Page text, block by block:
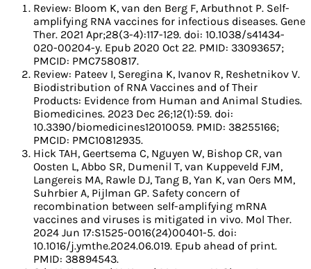
Review: Bloom K, van den Berg F, Arbuthnot P. Self-
amplifying RNA vaccines for infectious diseases. Gene
Ther. 2021 Apr;28(3-4):117-129. doi: 10.1038/s41434-
020-00204-y. Epub 2020 Oct 22. PMID: 33093657;
PMCID: PMC7580817.
Review: Pateev I, Seregina K, Ivanov R, Reshetnikov V.
Biodistribution of RNA Vaccines and of Their
Products: Evidence from Human and Animal Studies.
Biomedicines. 2023 Dec 26;12(1):59. doi:
10.3390/biomedicines12010059. PMID: 38255166;
PMCID: PMC10812935.
Hick TAH, Geertsema C, Nguyen W, Bishop CR, van
Oosten L, Abbo SR, Dumenil T, van Kuppeveld FJM,
Langereis MA, Rawle DJ, Tang B, Yan K, van Oers MM,
Suhrbier A, Pijlman GP. Safety concern of
recombination between self-amplifying mRNA
vaccines and viruses is mitigated in vivo. Mol Ther.
2024 Jun 17:S1525-0016(24)00401-5. doi:
10.1016/j.ymthe.2024.06.019. Epub ahead of print.
PMID: 38894543.